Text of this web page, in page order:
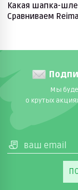
Какая шапка-
Сравниваем
Мы
о крутых